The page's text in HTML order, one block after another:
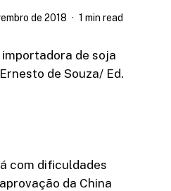
de 2018 1 min read
importadora de soja
de Souza/ Ed.
com dificuldades
da China